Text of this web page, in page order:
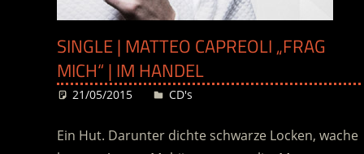
SINGLE | MATTEO CAPREOLI „FRAG
MICH“ | IM HANDEL
21/05/2015 Desiree
CD's
Ein Hut. Darunter dichte schwarze Locken, wache